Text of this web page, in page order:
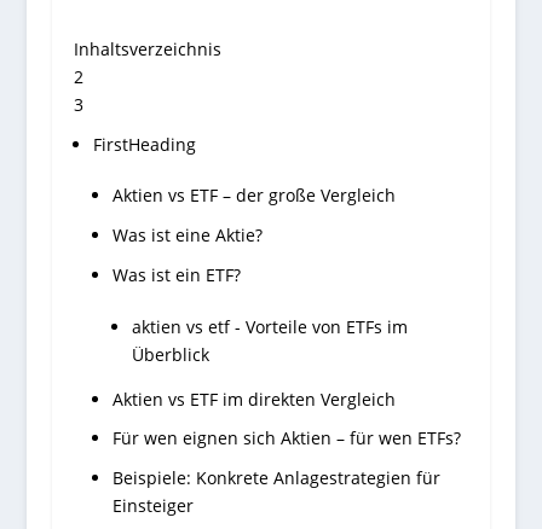
Inhaltsverzeichnis
2
3
FirstHeading
Aktien vs ETF – der große Vergleich
Was ist eine Aktie?
Was ist ein ETF?
aktien vs etf - Vorteile von ETFs im
Überblick
Aktien vs ETF im direkten Vergleich
Für wen eignen sich Aktien – für wen ETFs?
Beispiele: Konkrete Anlagestrategien für
Einsteiger